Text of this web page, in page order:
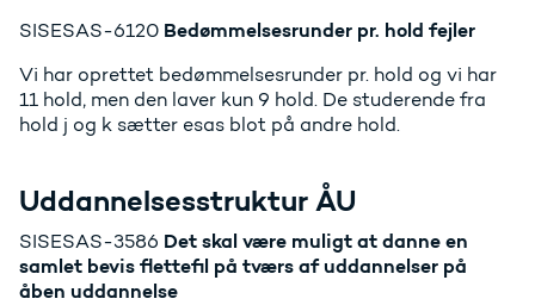
SISESAS-6120 Bedømmelsesrunder pr. hold fejler
Vi har oprettet bedømmelsesrunder pr. hold og vi har
11 hold, men den laver kun 9 hold. De studerende fra
hold j og k sætter esas blot på andre hold.
Uddannelsesstruktur ÅU
SISESAS-3586 Det skal være muligt at danne en
samlet bevis flettefil på tværs af uddannelser på
åben uddannelse